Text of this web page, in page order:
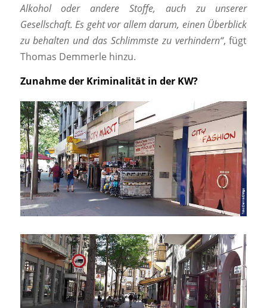
Alkohol oder andere Stoffe, auch zu unserer
Gesellschaft. Es geht vor allem darum, einen Überblick
zu behalten und das Schlimmste zu verhindern“, fügt
Thomas Demmerle hinzu.
Zunahme der Kriminalität in der KW?